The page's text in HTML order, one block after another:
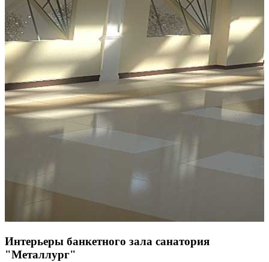
Интерьеры банкетного зала санатория
"Металлург"